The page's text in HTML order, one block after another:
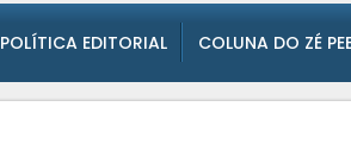
POLÍTICA EDITORIAL COLUNA DO ZÉ